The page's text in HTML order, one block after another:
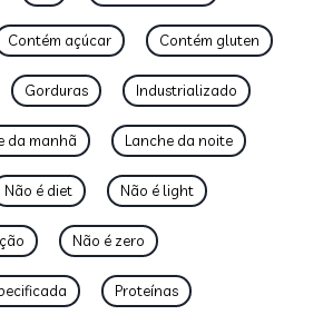
Contém açúcar Contém gluten
Gorduras Industrializado
da manhã Lanche da noite
Não é diet Não é light
Não é zero
Proteínas